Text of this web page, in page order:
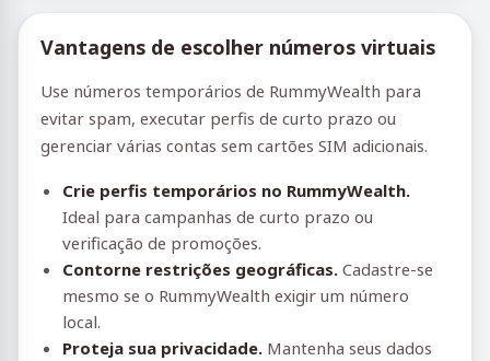
Vantagens de escolher números virtuais
Use números temporários de RummyWealth para
evitar spam, executar perfis de curto prazo ou
gerenciar várias contas sem cartões SIM adicionais.
Crie perfis temporários no RummyWealth.
Ideal para campanhas de curto prazo ou
verificação de promoções.
Contorne restrições geográficas. Cadastre-se
mesmo se o RummyWealth exigir um número
local.
Proteja sua privacidade. Mantenha seus dados